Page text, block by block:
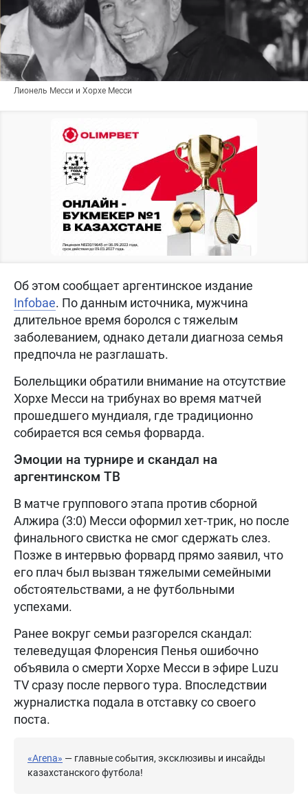
Лионель Месси и Хорхе Месси
Об этом сообщает аргентинское издание
Infobae. По данным источника, мужчина
длительное время боролся с тяжелым
заболеванием, однако детали диагноза семья
предпочла не разглашать.
Болельщики обратили внимание на отсутствие
Хорхе Месси на трибунах во время матчей
прошедшего мундиаля, где традиционно
собирается вся семья форварда.
Эмоции на турнире и скандал на
аргентинском ТВ
В матче группового этапа против сборной
Алжира (3:0) Месси оформил хет-трик, но после
финального свистка не смог сдержать слез.
Позже в интервью форвард прямо заявил, что
его плач был вызван тяжелыми семейными
обстоятельствами, а не футбольными
успехами.
Ранее вокруг семьи разгорелся скандал:
телеведущая Флоренсия Пенья ошибочно
объявила о смерти Хорхе Месси в эфире Luzu
TV сразу после первого тура. Впоследствии
журналистка подала в отставку со своего
поста.
«Arena» — главные события, эксклюзивы и инсайды
казахстанского футбола!